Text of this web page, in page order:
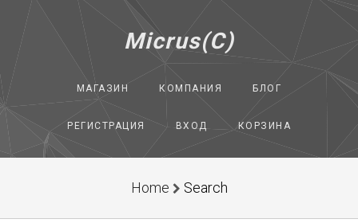
Micrus(C)
МАГАЗИН КОМПАНИЯ БЛОГ
РЕГИСТРАЦИЯ ВХОД КОРЗИНА
Home Search